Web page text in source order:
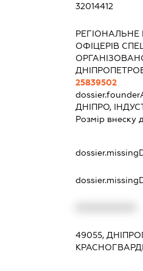
32014412
РЕГІОНАЛЬНЕ
ОФІЦЕРІВ
25839502
ДНІПРО,
Розмір внеску
49055,